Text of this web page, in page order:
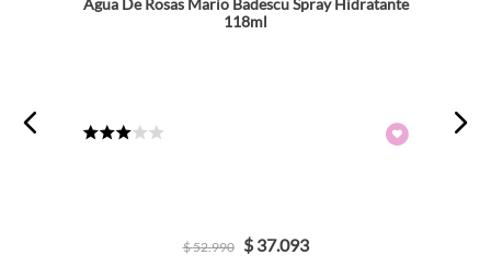
Agua De Rosas Mario Badescu Spray Hidratante
118ml
$52.990 $ 37.093